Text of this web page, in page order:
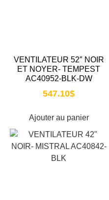
VENTILATEUR 52″ NOIR
ET NOYER- TEMPEST
AC40952-BLK-DW
547.10$
Ajouter au panier